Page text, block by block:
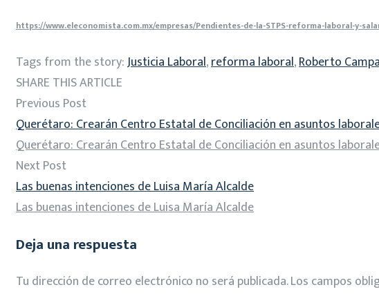
https://www.eleconomista.com.mx/empresas/Pendientes-de-la-STPS-reforma-laboral-y-
Tags from the story:Justicia Laboral,reforma laboral,Roberto
SHARE THIS ARTICLE
Previous Post
Querétaro: Crearán Centro Estatal de Conciliación en asuntos
Querétaro: Crearán Centro Estatal de Conciliación en asuntos
Next Post
Las buenas intenciones de Luisa María Alcalde
Las buenas intenciones de Luisa María Alcalde
Deja una respuesta
Tu dirección de correo electrónico no será publicada.Los campos